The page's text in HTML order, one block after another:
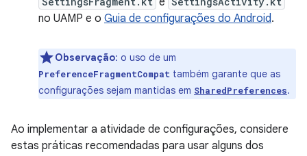
no UAMP e o Guia de configurações do Android.
Observação: o uso de um
PreferenceFragmentCompat também garante que as
configurações sejam mantidas em SharedPreferences.
Ao implementar a atividade de configurações, considere
estas práticas recomendadas para usar alguns dos